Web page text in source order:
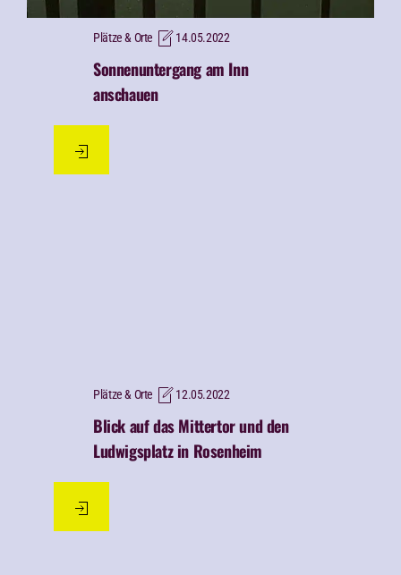
Plätze & Orte 14.05.2022
Sonnenuntergang am Inn
anschauen
Plätze & Orte 12.05.2022
Blick auf das Mittertor und den